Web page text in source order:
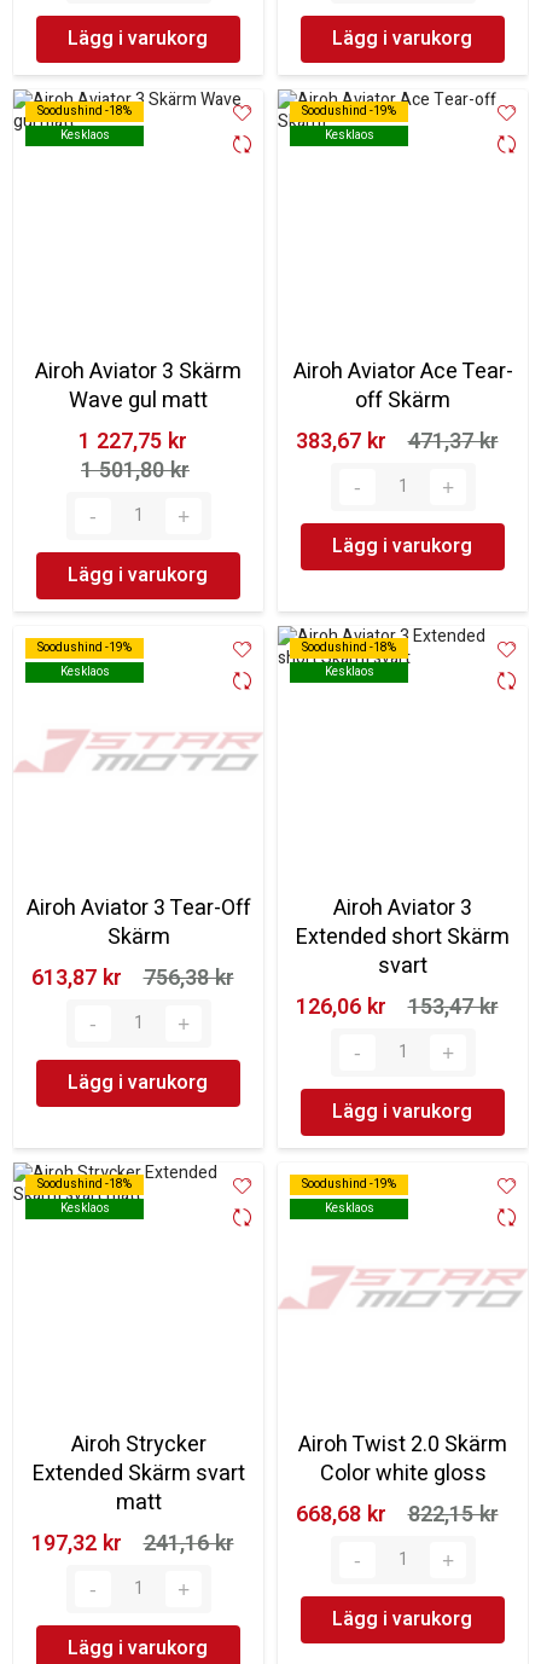
Lägg i varukorg Lägg i varukorg
Soodushind -18%
Kesklaos
Soodushind -18%
Kesklaos
Airoh Aviator 3 Skärm
Wave gul matt
1 227,75 kr‎
1 501,80 kr‎
Lägg i varukorg
Soodushind -19%
Kesklaos
Soodushind -19%
Kesklaos
Airoh Aviator Ace Tear-
off Skärm
383,67 kr‎
471,37 kr‎
Lägg i varukorg
Soodushind -19%
Kesklaos
Soodushind -19%
Kesklaos
Airoh Aviator 3 Tear-Off
Skärm
613,87 kr‎
756,38 kr‎
Lägg i varukorg
Soodushind -18%
Kesklaos
Soodushind -18%
Kesklaos
Airoh Aviator 3
Extended short Skärm
svart
126,06 kr‎
153,47 kr‎
Lägg i varukorg
Soodushind -18%
Kesklaos
Soodushind -18%
Kesklaos
Airoh Strycker
Extended Skärm svart
matt
197,32 kr‎
241,16 kr‎
Lägg i varukorg
Soodushind -19%
Kesklaos
Soodushind -19%
Kesklaos
Airoh Twist 2.0 Skärm
Color white gloss
668,68 kr‎
822,15 kr‎
Lägg i varukorg